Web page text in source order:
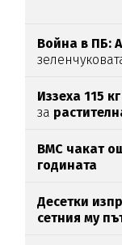
Война в ПБ:
Иззеха 115
за
ВМС чакат
годината
Десетки
сетния му